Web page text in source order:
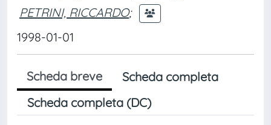
PETRINI, RICCARDO;
1998-01-01
Scheda breve
Scheda completa
Scheda completa (DC)